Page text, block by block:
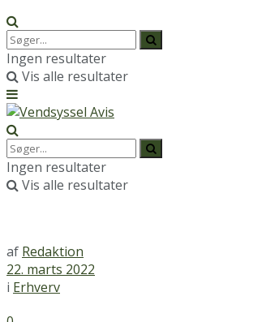
Ingen resultater
Vis alle resultater
Ingen resultater
Vis alle resultater
af Redaktion
22. marts 2022
i Erhverv